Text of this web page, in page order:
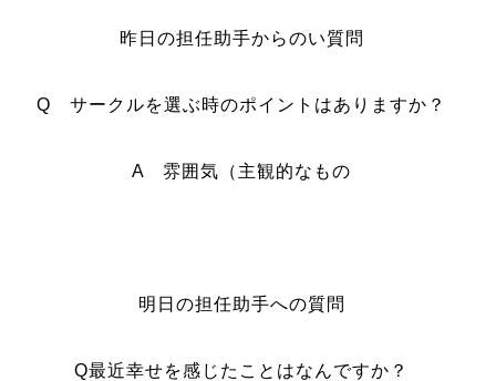
昨日の担任助手からのい質問
Q サークルを選ぶ時のポイントはありますか？
A 雰囲気（主観的なもの
明日の担任助手への質問
Q最近幸せを感じたことはなんですか？